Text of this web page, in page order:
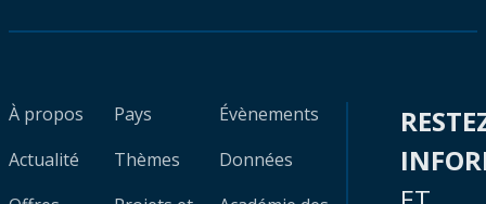
À propos
Actualité
Pays
Thèmes
Évènements
Données